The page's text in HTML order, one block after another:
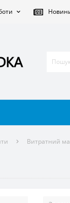
Витратний